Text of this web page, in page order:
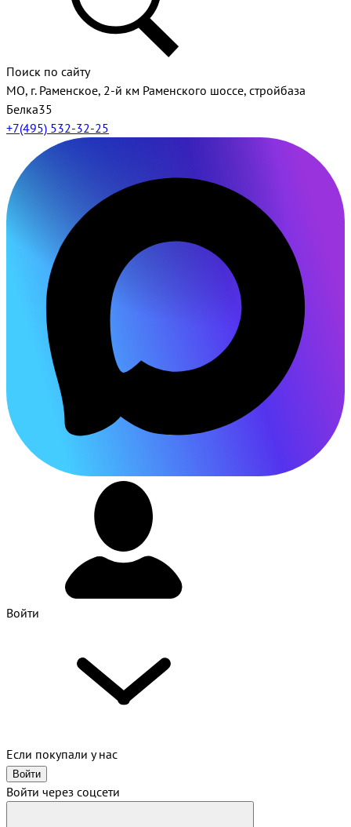
Поиск по сайту
МО, г. Раменское, 2-й км Раменского шоссе, стройбаза
Белка35
+7(495) 532-32-25
Войти
Если покупали у нас
Войти
Войти через соцсети